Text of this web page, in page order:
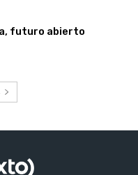
futuro abierto